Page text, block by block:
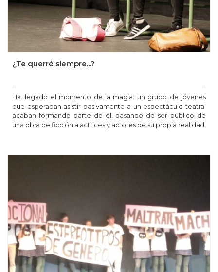
¿Te querré siempre...?
Ha llegado el momento de la magia: un grupo de jóvenes
que esperaban asistir pasivamente a un espectáculo teatral
acaban formando parte de él, pasando de ser público de
una obra de ficción a actrices y actores de su propia realidad.